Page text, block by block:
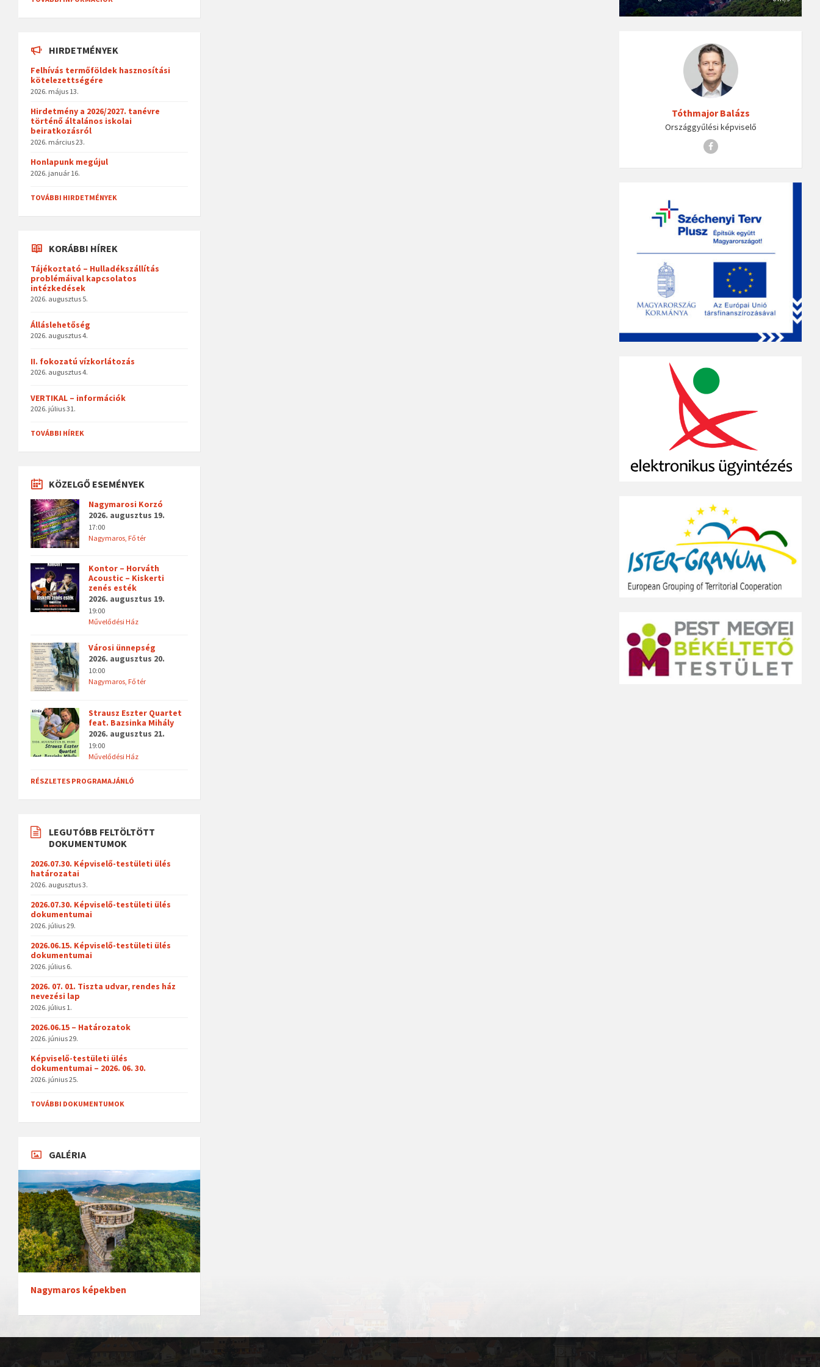
HIRDETMÉNYEK
Felhívás termőföldek hasznosítási
kötelezettségére
2026. május 13.
Hirdetmény a 2026/2027. tanévre
történő általános iskolai
beiratkozásról
2026. március 23.
Honlapunk megújul
2026. január 16.
TOVÁBBI HIRDETMÉNYEK
KORÁBBI HÍREK
Tájékoztató – Hulladékszállítás
problémáival kapcsolatos
intézkedések
2026. augusztus 5.
Álláslehetőség
2026. augusztus 4.
II. fokozatú vízkorlátozás
2026. augusztus 4.
VERTIKAL – információk
2026. július 31.
TOVÁBBI HÍREK
KÖZELGŐ ESEMÉNYEK
Nagymarosi Korzó
2026. augusztus 19.
17:00
Nagymaros, Fő tér
Kontor – Horváth
Acoustic – Kiskerti
zenés esték
2026. augusztus 19.
19:00
Művelődési Ház
Városi ünnepség
2026. augusztus 20.
10:00
Nagymaros, Fő tér
Strausz Eszter Quartet
feat. Bazsinka Mihály
2026. augusztus 21.
19:00
Művelődési Ház
RÉSZLETES PROGRAMAJÁNLÓ
LEGUTÓBB FELTÖLTÖTT
DOKUMENTUMOK
2026.07.30. Képviselő-testületi ülés
határozatai
2026. augusztus 3.
2026.07.30. Képviselő-testületi ülés
dokumentumai
2026. július 29.
2026.06.15. Képviselő-testületi ülés
dokumentumai
2026. július 6.
2026. 07. 01. Tiszta udvar, rendes ház
nevezési lap
2026. július 1.
2026.06.15 – Határozatok
2026. június 29.
Képviselő-testületi ülés
dokumentumai – 2026. 06. 30.
2026. június 25.
TOVÁBBI DOKUMENTUMOK
GALÉRIA
Nagymaros képekben
Tóthmajor Balázs
Országgyűlési képviselő
Facebook